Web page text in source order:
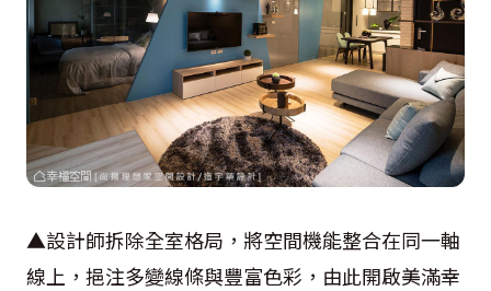
▲設計師拆除全室格局，將空間機能整合在同一軸
線上，挹注多變線條與豐富色彩，由此開啟美滿幸